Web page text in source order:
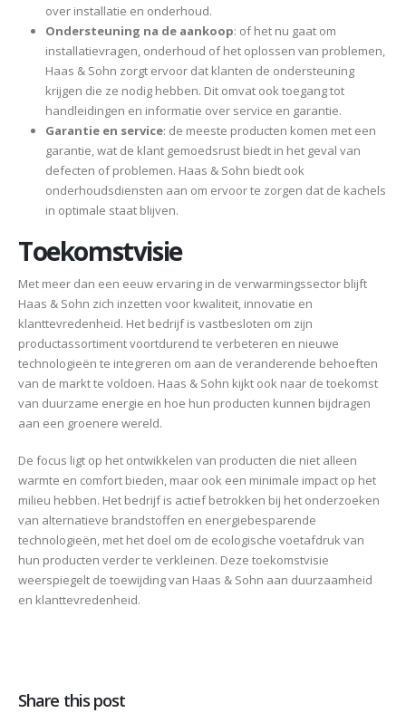
over installatie en onderhoud.
Ondersteuning na de aankoop: of het nu gaat om
installatievragen, onderhoud of het oplossen van problemen,
Haas & Sohn zorgt ervoor dat klanten de ondersteuning
krijgen die ze nodig hebben. Dit omvat ook toegang tot
handleidingen en informatie over service en garantie.
Garantie en service: de meeste producten komen met een
garantie, wat de klant gemoedsrust biedt in het geval van
defecten of problemen. Haas & Sohn biedt ook
onderhoudsdiensten aan om ervoor te zorgen dat de kachels
in optimale staat blijven.
Toekomstvisie
Met meer dan een eeuw ervaring in de verwarmingssector blijft
Haas & Sohn zich inzetten voor kwaliteit, innovatie en
klanttevredenheid. Het bedrijf is vastbesloten om zijn
productassortiment voortdurend te verbeteren en nieuwe
technologieën te integreren om aan de veranderende behoeften
van de markt te voldoen. Haas & Sohn kijkt ook naar de toekomst
van duurzame energie en hoe hun producten kunnen bijdragen
aan een groenere wereld.
De focus ligt op het ontwikkelen van producten die niet alleen
warmte en comfort bieden, maar ook een minimale impact op het
milieu hebben. Het bedrijf is actief betrokken bij het onderzoeken
van alternatieve brandstoffen en energiebesparende
technologieën, met het doel om de ecologische voetafdruk van
hun producten verder te verkleinen. Deze toekomstvisie
weerspiegelt de toewijding van Haas & Sohn aan duurzaamheid
en klanttevredenheid.
Share this post